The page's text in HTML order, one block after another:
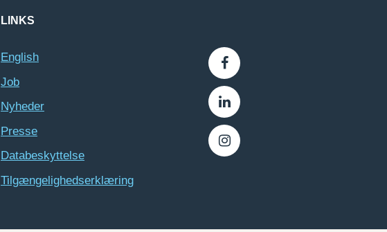
LINKS
English
Job
Nyheder
Presse
Databeskyttelse
Tilgængelighedserklæring